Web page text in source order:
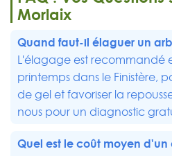
Morlaix
Quand faut-il élaguer un
L'élagage est recommandé
printemps dans le Finistère,
de gel et favoriser la
nous pour un diagnostic
Quel est le coût moyen